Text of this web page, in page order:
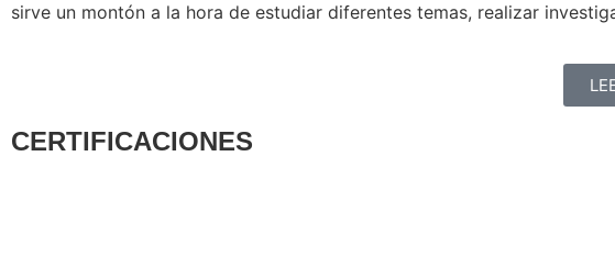
sirve un montón a la hora de estudiar diferentes temas, realizar
CERTIFICACIONES